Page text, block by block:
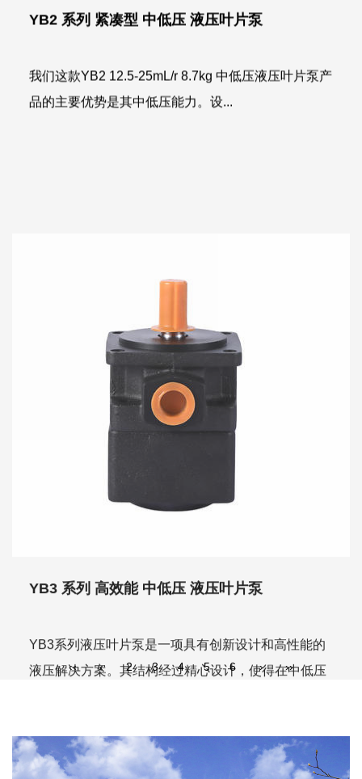
YB2 系列 紧凑型 中低压 液压叶片泵
我们这款YB2 12.5-25mL/r 8.7kg 中低压液压叶片泵产
品的主要优势是其中低压能力。设...
YB3 系列 高效能 中低压 液压叶片泵
液压解决方案。其结构经过精心设计，使得在中低压
‹‹ ‹ 2 3 4 5 6 › ››